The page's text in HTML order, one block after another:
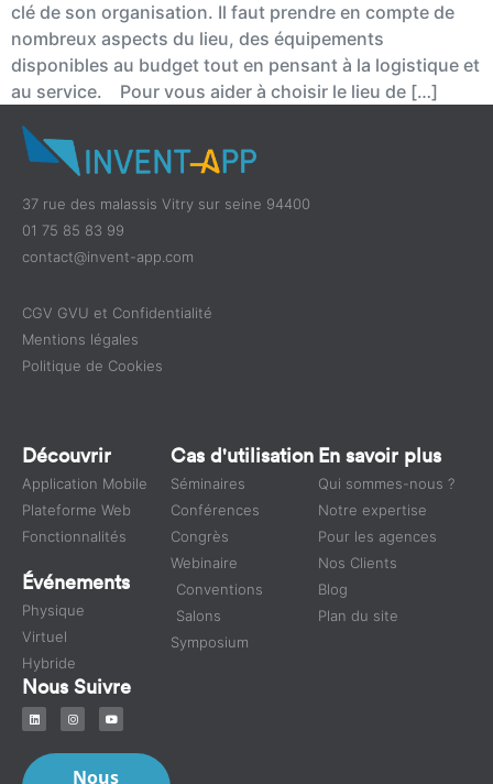
clé de son organisation. Il faut prendre en compte de
nombreux aspects du lieu, des équipements
disponibles au budget tout en pensant à la logistique et
au service. Pour vous aider à choisir le lieu de […]
37 rue des malassis Vitry sur seine 94400
01 75 85 83 99
contact@invent-app.com
CGV GVU et Confidentialité
Mentions légales
Politique de Cookies
Découvrir
Application Mobile
Plateforme Web
Fonctionnalités
Événements
Physique
Virtuel
Hybride
Cas d'utilisation
Séminaires
Conférences
Congrès
Webinaire
Conventions
Salons
Symposium
En savoir plus
Qui sommes-nous ?
Notre expertise
Pour les agences
Nos Clients
Blog
Plan du site
Nous Suivre
Nous